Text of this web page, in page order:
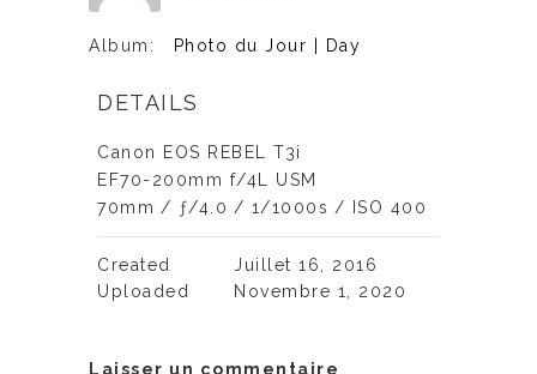
Album: Photo du Jour | Day
DETAILS
Canon EOS REBEL T3i
EF70-200mm f/4L USM
70mm / ƒ/4.0 / 1/1000s / ISO 400
Created
Juillet 16, 2016
Uploaded
Novembre 1, 2020
Laisser un commentaire